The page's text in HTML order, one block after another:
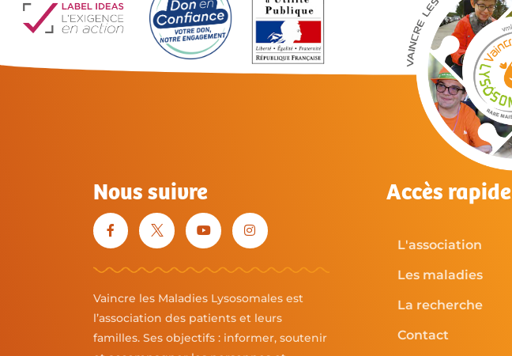
Nous suivre
Vaincre les Maladies Lysosomales est
l’association des patients et leurs
familles. Ses objectifs : informer, soutenir
Accès rapide
L'association
Les maladies
La recherche
Contact